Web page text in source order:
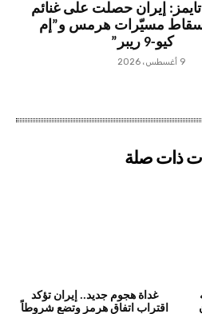
تايمز: إيران حصلت على غنائم
مسيّرات هرمس و”إم
كيو-9 ريبر”
9 أغسطس، 2026
ذات صلة
غداة هجوم جديد.. إيران تؤكد
اقتراب اتفاق هرمز وتضع شروطاً